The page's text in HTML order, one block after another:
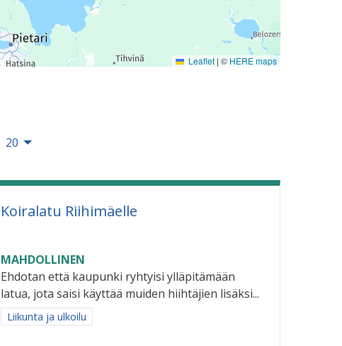
Leaflet | © HERE maps
20
Koiralatu Riihimäelle
MAHDOLLINEN
Ehdotan että kaupunki ryhtyisi ylläpitämään
latua, jota saisi käyttää muiden hiihtäjien lisäksi...
Rajaa tulokset aihepiirin mukaan: Liikunta ja ulkoilu
Liikunta ja ulkoilu